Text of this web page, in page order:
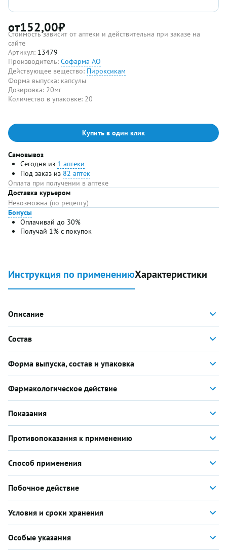
от152,00₽
Стоимость зависит от аптеки и действительна при заказе на
сайте
Артикул: 13479
Производитель: Софарма АО
Действующее вещество: Пироксикам
Форма выпуска: капсулы
Дозировка: 20мг
Количество в упаковке: 20
Купить в один клик
Самовывоз
Сегодня из 1 аптеки
Под заказ из 82 аптек
Оплата при получении в аптеке
Доставка курьером
Невозможна (по рецепту)
Бонусы
Оплачивай до 30%
Получай 1% с покупок
Инструкция по применениюХарактеристики
Описание
Состав
Форма выпуска, состав и упаковка
Фармакологическое действие
Показания
Противопоказания к применению
Способ применения
Побочное действие
Условия и сроки хранения
Особые указания